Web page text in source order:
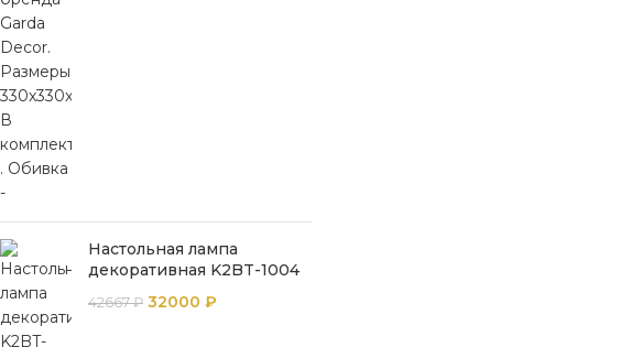
Настольная лампа
декоративная K2BT-1004
42667₽ 32000 ₽